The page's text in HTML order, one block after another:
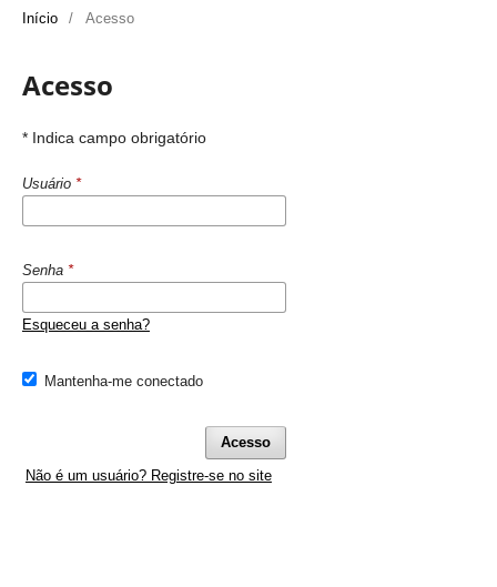
Início / Acesso
Acesso
* Indica campo obrigatório
Usuário *
Senha *
Esqueceu a senha?
Mantenha-me conectado
Acesso
Não é um usuário? Registre-se no site